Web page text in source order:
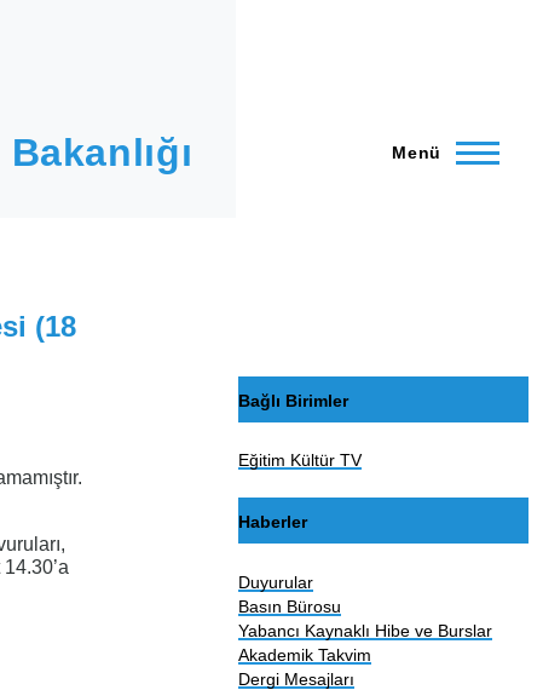
Menü
(18
Bağlı Birimler
Eğitim Kültür TV
Haberler
Duyurular
Basın Bürosu
Yabancı Kaynaklı Hibe ve Burslar
Akademik Takvim
Dergi Mesajları